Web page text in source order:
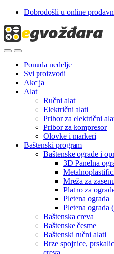
Skip
navigation
Skip
content
Dobrodošli u online
Ponuda nedelje
Svi proizvodi
Akcija
Alati
Ručni alati
Električni alati
Pribor za električni
Pribor za kompresor
Olovke i markeri
Baštenski program
Baštenske ograde i
3D Panelna
Mreža za zasenu
Platno za
Pletena ograda
Pletena ograda
Baštenska creva
Baštenske česme
Baštenski ručni alati
Brze spojnice,
creva